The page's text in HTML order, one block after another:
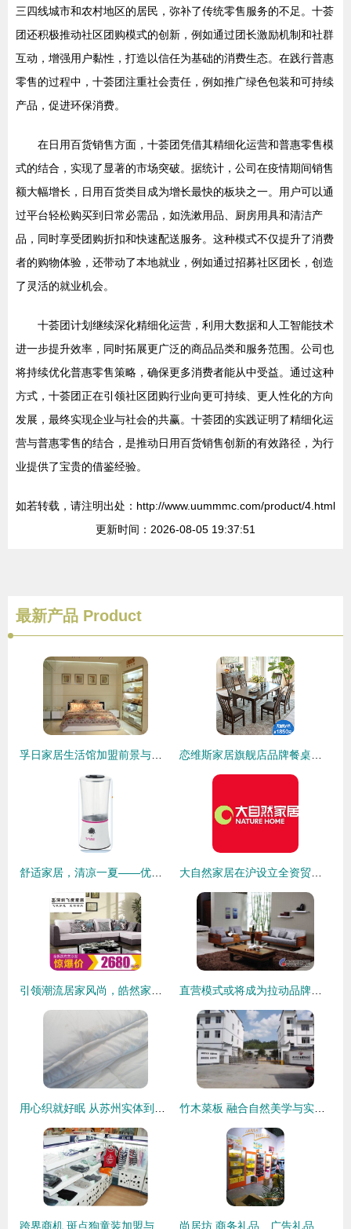
三四线城市和农村地区的居民，弥补了传统零售服务的不足。十荟
团还积极推动社区团购模式的创新，例如通过团长激励机制和社群
互动，增强用户黏性，打造以信任为基础的消费生态。在践行普惠
零售的过程中，十荟团注重社会责任，例如推广绿色包装和可持续
产品，促进环保消费。
在日用百货销售方面，十荟团凭借其精细化运营和普惠零售模
式的结合，实现了显著的市场突破。据统计，公司在疫情期间销售
额大幅增长，日用百货类目成为增长最快的板块之一。用户可以通
过平台轻松购买到日常必需品，如洗漱用品、厨房用具和清洁产
品，同时享受团购折扣和快速配送服务。这种模式不仅提升了消费
者的购物体验，还带动了本地就业，例如通过招募社区团长，创造
了灵活的就业机会。
十荟团计划继续深化精细化运营，利用大数据和人工智能技术
进一步提升效率，同时拓展更广泛的商品品类和服务范围。公司也
将持续优化普惠零售策略，确保更多消费者能从中受益。通过这种
方式，十荟团正在引领社区团购行业向更可持续、更人性化的方向
发展，最终实现企业与社会的共赢。十荟团的实践证明了精细化运
营与普惠零售的结合，是推动日用百货销售创新的有效路径，为行
业提供了宝贵的借鉴经验。
如若转载，请注明出处：http://www.uummmc.com/product/4.html
更新时间：2026-08-05 19:37:51
最新产品 Product
孚日家居生活馆加盟前景与机遇分析 恋维斯家居旗舰店品牌餐桌评测 品质与设计的完美融合
舒适家居，清凉一夏——优质床上用品、凉席、茶枕批发零售 大自然家居在沪设立全资贸易公司，深化家居用品市场布局
引领潮流居家风尚，皓然家居9月16日钜惠盛典，打造理想生活空间 直营模式或将成为拉动品牌家居销量主力
用心织就好眠 从苏州实体到线上家居福利社的六年坚守 竹木菜板 融合自然美学与实用功能的现代厨房必备